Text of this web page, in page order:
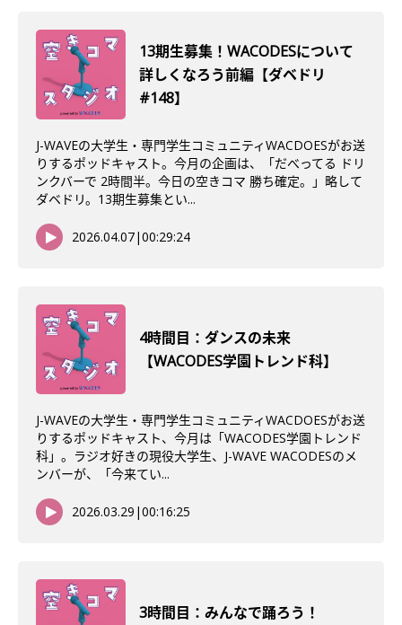
13期生募集！WACODESについて
詳しくなろう前編【ダベドリ
#148】
J-WAVEの大学生・専門学生コミュニティWACDOESがお送
りするポッドキャスト。今月の企画は、「だべってる ドリ
ンクバーで 2時間半。今日の空きコマ 勝ち確定。」略して
ダベドリ。13期生募集とい...
2026.04.07|00:29:24
4時間目：ダンスの未来
【WACODES学園トレンド科】
J-WAVEの大学生・専門学生コミュニティWACDOESがお送
りするポッドキャスト、今月は「WACODES学園トレンド
科」。ラジオ好きの現役大学生、J-WAVE WACODESのメ
ンバーが、「今来てい...
2026.03.29 |00:16:25
3時間目：みんなで踊ろう！